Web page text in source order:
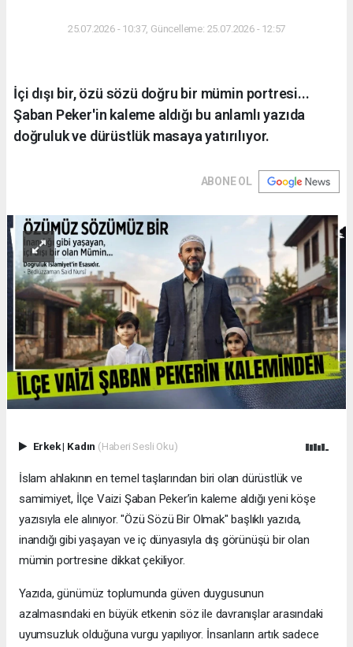
25.07.2026 - 10:37, Güncelleme: 25.07.2026 - 12:57
İçi dışı bir, özü sözü doğru bir mümin portresi...
Şaban Peker'in kaleme aldığı bu anlamlı yazıda
doğruluk ve dürüstlük masaya yatırılıyor.
ABONE OL
Erkek| Kadın (Haberi Sesli Oku)
İslam ahlakının en temel taşlarından biri olan dürüstlük ve
samimiyet, İlçe Vaizi Şaban Peker’in kaleme aldığı yeni köşe
yazısıyla ele alınıyor. "Özü Sözü Bir Olmak" başlıklı yazıda,
inandığı gibi yaşayan ve iç dünyasıyla dış görünüşü bir olan
mümin portresine dikkat çekiliyor.
​Yazıda, günümüz toplumunda güven duygusunun
azalmasındaki en büyük etkenin söz ile davranışlar arasındaki
uyumsuzluk olduğuna vurgu yapılıyor. İnsanların artık sadece